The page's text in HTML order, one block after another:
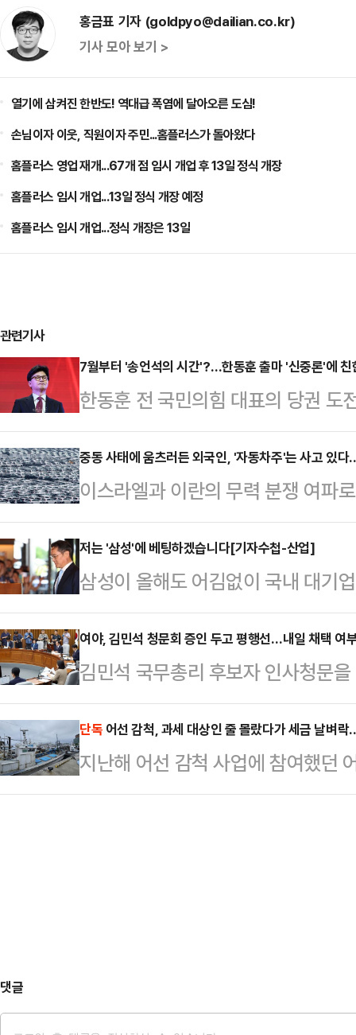
홍금표 기자 (goldpyo@dailian.co.kr)
기사 모아 보기 >
열기에 삼켜진 한반도! 역대급 폭염에 달아오른 도심!
손님이자 이웃, 직원이자 주민...홈플러스가 돌아왔다
홈플러스 영업 재개...67개 점 임시 개업 후 13일 정식 개장
홈플러스 임시 개업...13일 정식 개장 예정
홈플러스 임시 개업...정식 개장은 13일
관련기사
7월부터 '송언석의 시간'?…한동훈 출마 '신중론'에 친
한동훈 전 국민의힘 대표의 당권 도
가운데, 한 전 대표의 전당대회 출
선거가 이재명 대통령 임기 초에 진
데다, 당 대표가 돼도 송언석 국민
계)와의 합을 맞추기 어렵다는 지
재 상황을 '일장일단'(一長一短·장
뜻)으로 보고 출마를 독려하는 분
정성국 국민의힘 의원은 지…
중동 사태에 움츠러든 외국인, '자동차주'는 사고 있
이스라엘과 이란의 무력 분쟁 여파
운데 자동차 관련 종목들은 꾸준히
발 관세 리스크가 정점을 지나고 있
높은 배당률 등이 영향을 미치고
면, 외국인 투자자는 중동 사태가
매도 우위를 보였다. 다만 같은 기
고 현대모비스 주가는 5.27% 올
와 현대차(671…
저는 '삼성'에 베팅하겠습니다[기자수첩-산업]
삼성이 올해도 어김없이 국내 대기
위원회가 매년 순위를 매기는 공시
24년 연속 1위 자리를 내주지 않았
는 '삼성의 위기감'이 한편으론 낯
33년간 유지해 온 D램 점유율 1위
니다. 고대역폭메모리(HBM)를 중
닉스가 삼성전자를 앞지른 것입니
잃은 만큼 재차 1위 자…
여야, 김민석 청문회 증인 두고 평행선…내일 채택 여
김민석 국무총리 후보자 인사청문
의가 파행됐다. 증인·참고인 채택
다. 더불어민주당은 전 배우자를 인
내기라고 비판했고, 국민의힘은 직
스트에 포함한 건 물타기용이라고
단독 어선 감척, 과세 대상인 줄 몰랐다가 세금 날벼
지난해 어선 감척 사업에 참여했던
에 이르는 세금 폭탄을 맞을 위기
댓글